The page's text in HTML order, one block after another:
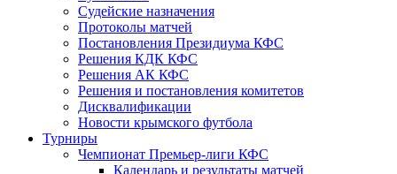
Судейские назначения
Протоколы матчей
Постановления Президиума КФС
Решения КДК КФС
Решения АК КФС
Решения и постановления комитетов
Дисквалификации
Новости крымского футбола
Турниры
Чемпионат Премьер-лиги КФС
Календарь и результаты матчей